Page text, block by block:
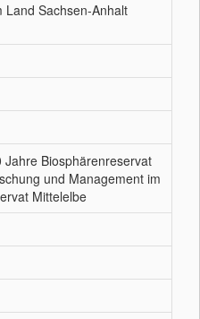
Land Sachsen-Anhalt
Jahre Biosphärenreservat
und Management im
Mittelelbe